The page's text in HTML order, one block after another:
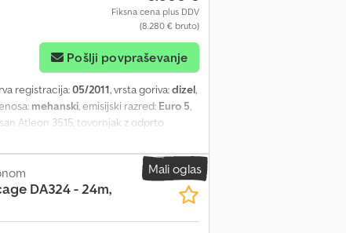
Fiksna cena plus DDV
(8.280 € bruto)
Pošlji povpraševanje
registracija:05/2011, vrsta goriva:dizel,
mehanski, emisijski razred: Euro 5,
Atleon 35.15, tovornjak z odprto
tovornega prostora: 2,20 m Dcedpfx
- Skupna teža: 3500 kg * Nosilnost: 755
* Vse navedene informacije so brez
Mali oglas
DA324 - 24m,